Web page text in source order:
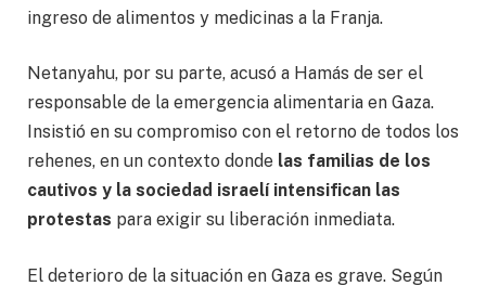
ingreso de alimentos y medicinas a la Franja.
Netanyahu, por su parte, acusó a Hamás de ser el
responsable de la emergencia alimentaria en Gaza.
Insistió en su compromiso con el retorno de todos los
rehenes, en un contexto donde las familias de los
cautivos y la sociedad israelí intensifican las
protestas para exigir su liberación inmediata.
El deterioro de la situación en Gaza es grave. Según